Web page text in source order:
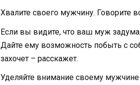
Хвалите своего мужчину. Говорите
Если вы видите, что ваш муж
Дайте ему возможность побыть с
захочет – расскажет.
Уделяйте внимание своему